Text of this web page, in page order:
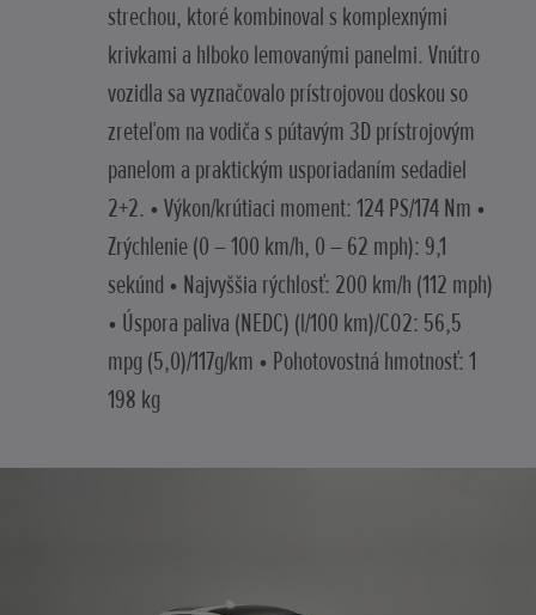
strechou, ktoré kombinoval s komplexnými
krivkami a hlboko lemovanými panelmi. Vnútro
vozidla sa vyznačovalo prístrojovou doskou so
zreteľom na vodiča s pútavým 3D prístrojovým
panelom a praktickým usporiadaním sedadiel
2+2. • Výkon/krútiaci moment: 124 PS/174 Nm •
Zrýchlenie (0 – 100 km/h, 0 – 62 mph): 9,1
sekúnd • Najvyššia rýchlosť: 200 km/h (112 mph)
• Úspora paliva (NEDC) (l/100 km)/CO2: 56,5
mpg (5,0)/117g/km • Pohotovostná hmotnosť: 1
198 kg